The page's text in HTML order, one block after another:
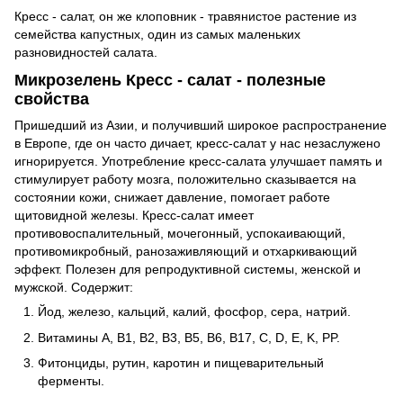
Кресс - салат, он же клоповник - травянистое растение из
семейства капустных, один из самых маленьких
разновидностей салата.
Микрозелень Кресс - салат - полезные
свойства
Пришедший из Азии, и получивший широкое распространение
в Европе, где он часто дичает, кресс-салат у нас незаслужено
игнорируется. Употребление кресс-салата улучшает память и
стимулирует работу мозга, положительно сказывается на
состоянии кожи, снижает давление, помогает работе
щитовидной железы. Кресс-салат имеет
противовоспалительный, мочегонный, успокаивающий,
противомикробный, ранозаживляющий и отхаркивающий
эффект. Полезен для репродуктивной системы, женской и
мужской. Содержит:
Йод, железо, кальций, калий, фосфор, сера, натрий.
Витамины A, B1, B2, B3, B5, B6, B17, C, D, E, K, PP.
Фитонциды, рутин, каротин и пищеварительный
ферменты.